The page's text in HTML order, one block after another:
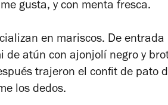
gusta, y con menta fresca.
en mariscos. De
atún con ajonjolí negro y
trajeron el confit de pato
los dedos.